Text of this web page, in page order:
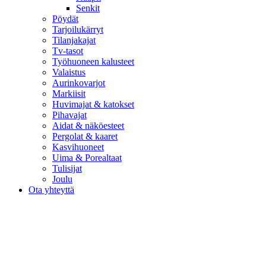
Senkit
Pöydät
Tarjoilukärryt
Tilanjakajat
Tv-tasot
Työhuoneen kalusteet
Valaistus
Aurinkovarjot
Markiisit
Huvimajat & katokset
Pihavajat
Aidat & näköesteet
Pergolat & kaaret
Kasvihuoneet
Uima & Porealtaat
Tulisijat
Joulu
Ota yhteyttä